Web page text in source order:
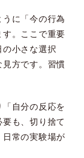
に「今の行為
。ここで重要
小さな選択
方です。習慣
自分の反応を
も、切り捨て
常の実験場が